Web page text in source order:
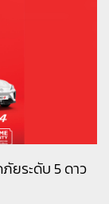
ยระดับ 5 ดาว